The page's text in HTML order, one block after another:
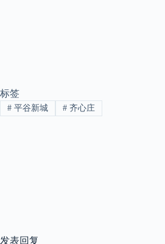
标签
#平谷新城 #齐心庄
发表回复